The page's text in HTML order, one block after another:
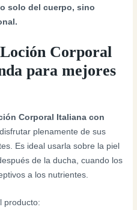
solo del cuerpo, sino
Corporal
para mejores
Corporal Italiana con
plenamente de sus
Es ideal usarla sobre la piel
de la ducha, cuando los
a los nutrientes.
producto: